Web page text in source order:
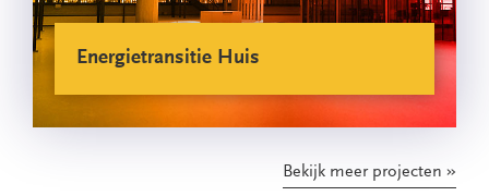
Energietransitie Huis
Bekijk meer projecten